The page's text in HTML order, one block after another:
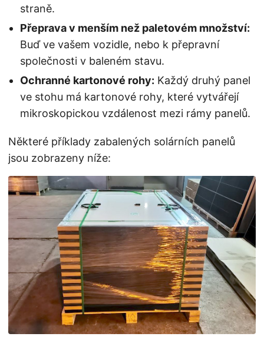
straně.
Přeprava v menším než paletovém množství:
Buď ve vašem vozidle, nebo k přepravní
společnosti v baleném stavu.
Ochranné kartonové rohy: Každý druhý panel
ve stohu má kartonové rohy, které vytvářejí
mikroskopickou vzdálenost mezi rámy panelů.
Některé příklady zabalených solárních panelů
jsou zobrazeny níže: